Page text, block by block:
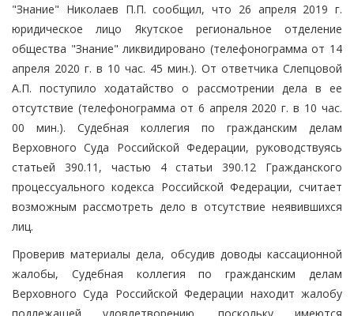
"Знание" Николаев П.П. сообщил, что 26 апреля 2019 г.
юридическое лицо Якутское региональное отделение
общества "Знание" ликвидировано (телефонограмма от 14
апреля 2020 г. в 10 час. 45 мин.). От ответчика Слепцовой
А.П. поступило ходатайство о рассмотрении дела в ее
отсутствие (телефонограмма от 6 апреля 2020 г. в 10 час.
00 мин.). Судебная коллегия по гражданским делам
Верховного Суда Российской Федерации, руководствуясь
статьей 390.11, частью 4 статьи 390.12 Гражданского
процессуального кодекса Российской Федерации, считает
возможным рассмотреть дело в отсутствие неявившихся
лиц.
Проверив материалы дела, обсудив доводы кассационной
жалобы, Судебная коллегия по гражданским делам
Верховного Суда Российской Федерации находит жалобу